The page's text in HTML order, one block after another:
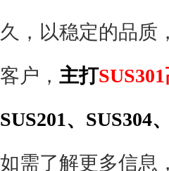
久，以稳定的品质
客户， 主打
SUS201、SUS304
如需了解更多信息